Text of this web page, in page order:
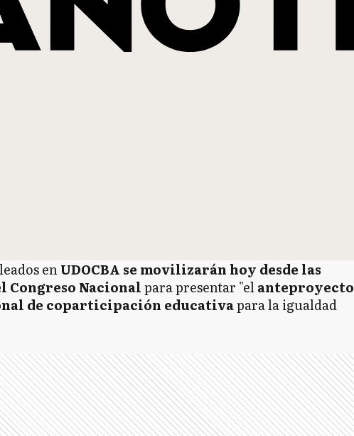
enUDOCBA se movilizarán hoy desde las
Congreso Nacionalpara presentar "elanteproyecto
de coparticipación educativapara la igualdad